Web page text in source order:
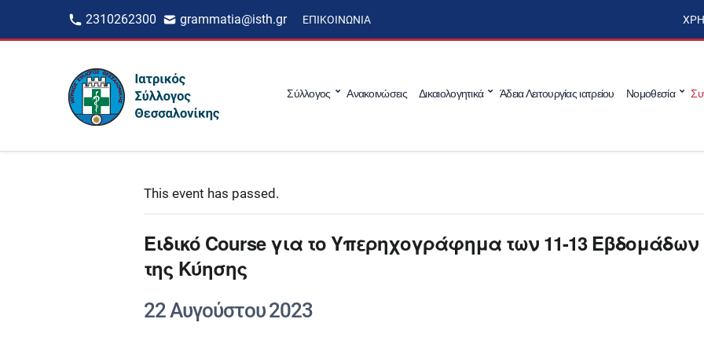
2310262300 grammatia@isth.gr ΕΠΙΚΟΙΝΩΝΊΑ
Σύλλογος Ανακοινώσεις Δικαιολογητικά Άδεια Λειτουργίας ιατρείου Νομοθεσία
This event has passed.
Ειδικό Course για το Υπερηχογράφημα των 11-13 Eβδομάδων
της Kύησης
22 Αυγούστου 2023